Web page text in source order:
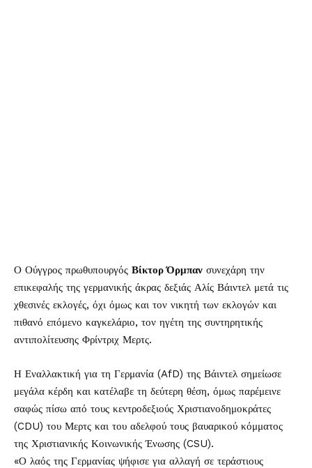
Ο Ούγγρος πρωθυπουργός Βίκτορ Όρμπαν συνεχάρη την
επικεφαλής της γερμανικής άκρας δεξιάς Αλίς Βάιντελ μετά τις
χθεσινές εκλογές, όχι όμως και τον νικητή των εκλογών και
πιθανό επόμενο καγκελάριο, τον ηγέτη της συντηρητικής
αντιπολίτευσης Φρίντριχ Μερτς.
Η Εναλλακτική για τη Γερμανία (AfD) της Βάιντελ σημείωσε
μεγάλα κέρδη και κατέλαβε τη δεύτερη θέση, όμως παρέμεινε
σαφώς πίσω από τους κεντροδεξιούς Χριστιανοδημοκράτες
(CDU) του Μερτς και του αδελφού τους βαυαρικού κόμματος
της Χριστιανικής Κοινωνικής Ένωσης (CSU).
«Ο λαός της Γερμανίας ψήφισε για αλλαγή σε τεράστιους